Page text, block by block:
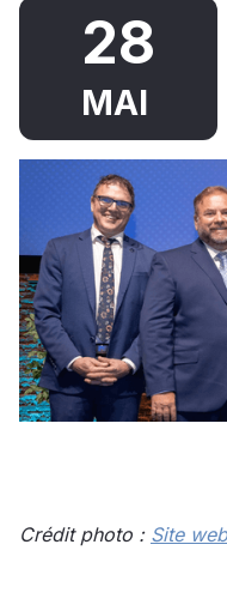
28
MAI
Crédit photo : Site